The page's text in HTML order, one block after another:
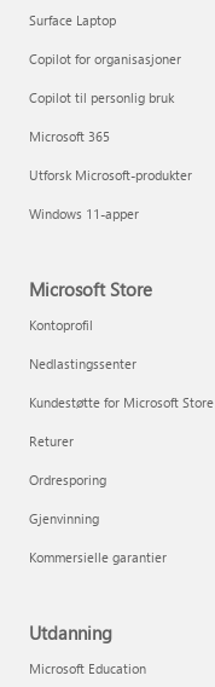
Surface Laptop
Copilot for organisasjoner
Copilot til personlig bruk
Microsoft 365
Utforsk Microsoft-produkter
Windows 11-apper
Microsoft Store
Kontoprofil
Nedlastingssenter
Kundestøtte for Microsoft Store
Returer
Ordresporing
Gjenvinning
Kommersielle garantier
Utdanning
Microsoft Education